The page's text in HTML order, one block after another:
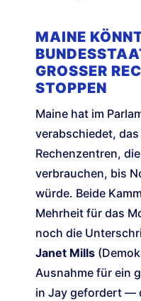
MAINE
GROSSER
TOPPEN
Maine hat im
verabschiedet, das
Rechenzentren,
verbrauchen, bis
würde. Beide
Mehrheit für das
noch die
Janet Mills
Ausnahme für ein
in Jay gefordert —